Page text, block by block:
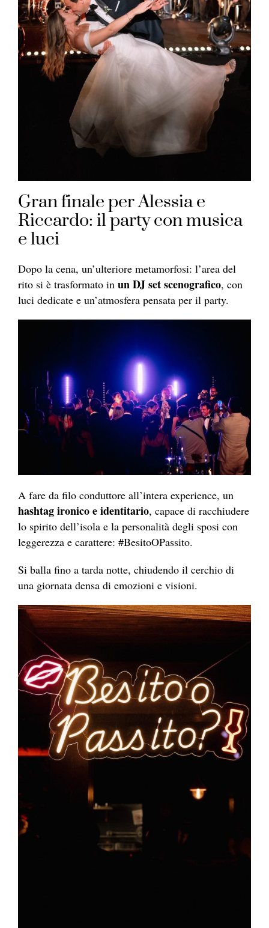
Gran finale per Alessia e
Riccardo: il party con musica
e luci
Dopo la cena, un’ulteriore metamorfosi: l’area del
rito si è trasformato in un DJ set scenografico, con
luci dedicate e un’atmosfera pensata per il party.
A fare da filo conduttore all’intera experience, un
hashtag ironico e identitario, capace di racchiudere
lo spirito dell’isola e la personalità degli sposi con
leggerezza e carattere: #BesitoOPassito.
Si balla fino a tarda notte, chiudendo il cerchio di
una giornata densa di emozioni e visioni.